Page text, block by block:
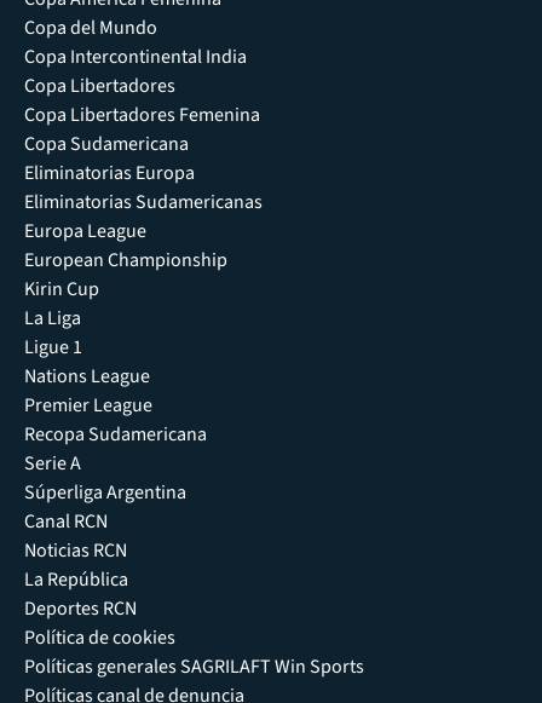
Copa del Mundo
Copa Intercontinental India
Copa Libertadores
Copa Libertadores Femenina
Copa Sudamericana
Eliminatorias Europa
Eliminatorias Sudamericanas
Europa League
European Championship
Kirin Cup
La Liga
Ligue 1
Nations League
Premier League
Recopa Sudamericana
Serie A
Súperliga Argentina
Canal RCN
Noticias RCN
La República
Deportes RCN
Política de cookies
Políticas generales SAGRILAFT Win Sports
Políticas canal de denuncia